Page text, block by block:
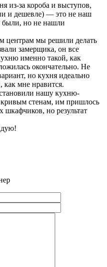
из-за короба и выступов,
и дешевле) — это не наш
были, но не нашли
центрам мы решили делать
замерщика, он все
именно такой, как
окончательно. Не
но кухня идеально
как мне нравится.
нашу кухню-
стенам, им пришлось
но результат